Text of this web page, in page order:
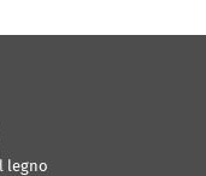
legno